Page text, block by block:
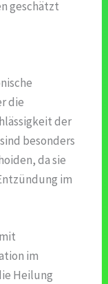
geschätzt
die
der
besonders
da sie
im
im
Heilung